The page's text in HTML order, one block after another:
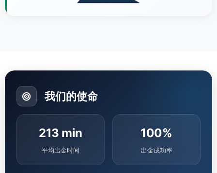
我们的使命
213 min
平均出金时间
100%
出金成功率